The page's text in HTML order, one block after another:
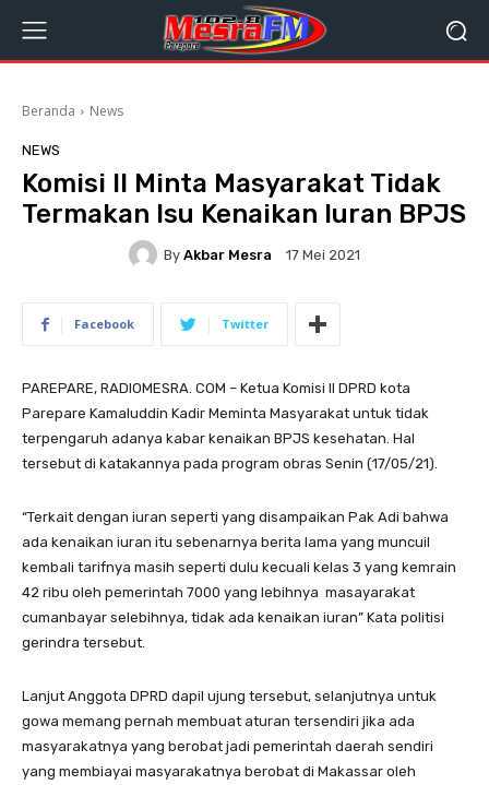
Beranda News
NEWS
Komisi II Minta Masyarakat Tidak
Termakan Isu Kenaikan Iuran BPJS
By Akbar Mesra 17 Mei 2021
Facebook Twitter
PAREPARE, RADIOMESRA. COM – Ketua Komisi II DPRD kota
Parepare Kamaluddin Kadir Meminta Masyarakat untuk tidak
terpengaruh adanya kabar kenaikan BPJS kesehatan. Hal
tersebut di katakannya pada program obras Senin (17/05/21).
“Terkait dengan iuran seperti yang disampaikan Pak Adi bahwa
ada kenaikan iuran itu sebenarnya berita lama yang muncuil
kembali tarifnya masih seperti dulu kecuali kelas 3 yang kemrain
42 ribu oleh pemerintah 7000 yang lebihnya masayarakat
cumanbayar selebihnya, tidak ada kenaikan iuran” Kata politisi
gerindra tersebut.
Lanjut Anggota DPRD dapil ujung tersebut, selanjutnya untuk
gowa memang pernah membuat aturan tersendiri jika ada
masyarakatnya yang berobat jadi pemerintah daerah sendiri
yang membiayai masyarakatnya berobat di Makassar oleh